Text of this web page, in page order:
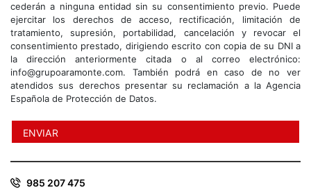
cederán a ninguna entidad sin su consentimiento previo. Puede
ejercitar los derechos de acceso, rectificación, limitación de
tratamiento, supresión, portabilidad, cancelación y revocar el
consentimiento prestado, dirigiendo escrito con copia de su DNI a
la dirección anteriormente citada o al correo electrónico:
info@grupoaramonte.com. También podrá en caso de no ver
atendidos sus derechos presentar su reclamación a la Agencia
Española de Protección de Datos.
985 207 475